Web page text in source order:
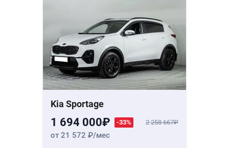
Kia Sportage
1 694 000 -33% 2 258 667
от 21 572 /мес